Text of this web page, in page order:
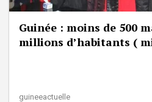
Guinée : moins de 500
millions d’habitants (
guineeactuelle